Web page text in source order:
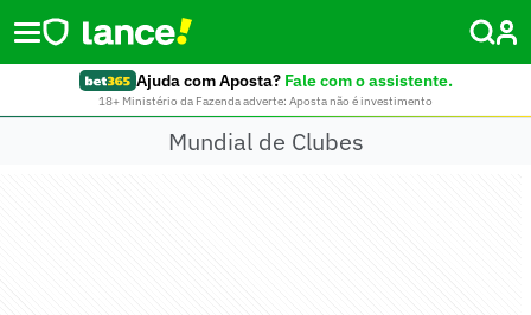
Ajuda com Aposta? Fale com o assistente.
18+ Ministério da Fazenda adverte: Aposta não é investimento
Mundial de Clubes